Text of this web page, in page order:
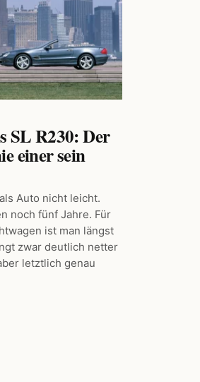
SL R230: Der
einer sein
Auto nicht leicht.
noch fünf Jahre. Für
ist man längst
zwar deutlich netter
letztlich genau